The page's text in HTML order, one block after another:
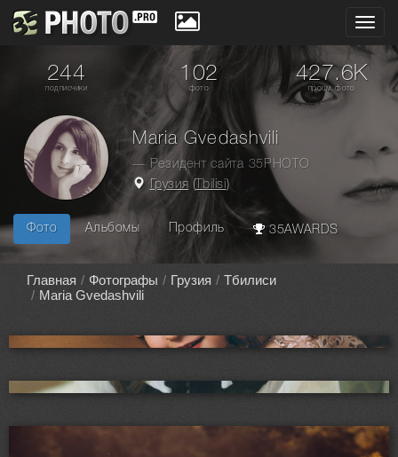
244
подписчики
102
фото
427.6K
просм. фото
Maria Gvedashvili
— Резидент сайта 35PHOTO
Грузия ( Tbilisi)
Фото Альбомы Профиль 35AWARDS
Главная Фотографы Грузия
Тбилиси
Maria Gvedashvili